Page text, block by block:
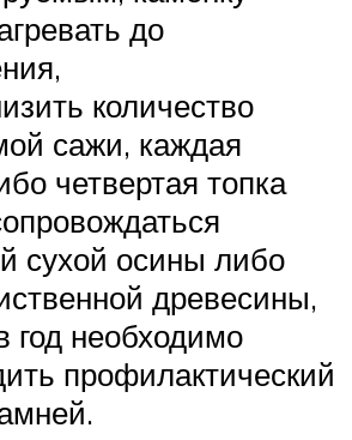
до
количество
сажи, каждая
четвертая топка
сухой осины либо
древесины,
год необходимо
профилактический